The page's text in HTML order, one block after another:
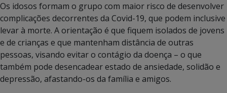
Os idosos formam o grupo com maior risco de desenvolver
complicações decorrentes da Covid-19, que podem inclusive
levar à morte. A orientação é que fiquem isolados de jovens
e de crianças e que mantenham distância de outras
pessoas, visando evitar o contágio da doença – o que
também pode desencadear estado de ansiedade, solidão e
depressão, afastando-os da família e amigos.